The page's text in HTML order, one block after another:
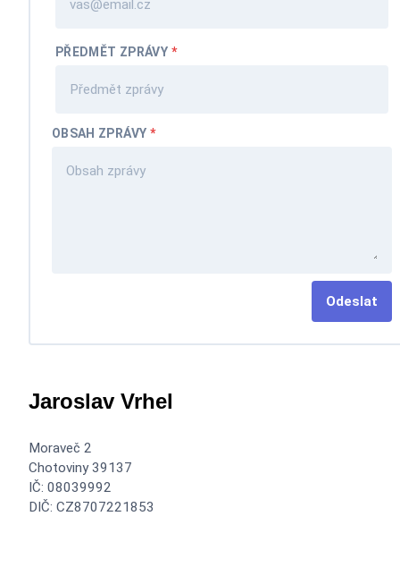
PŘEDMĚT ZPRÁVY *
OBSAH ZPRÁVY *
Odeslat
Jaroslav Vrhel
Moraveč 2
Chotoviny 39137
IČ: 08039992
DIČ: CZ8707221853